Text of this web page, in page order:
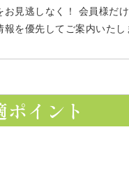
見逃しなく！ 会員様だ
を優先してご案内いたし
イント